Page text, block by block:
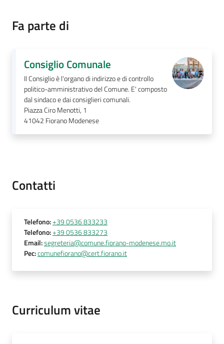
m
Tutti
argomenti...
Seguici
Fa parte di
Consiglio Comunale
Il Consiglio è l'organo di indirizzo e di controllo
politico-amministrativo del Comune. E' composto
dal sindaco e dai consiglieri comunali.
Piazza Ciro Menotti, 1
41042 Fiorano Modenese
Contatti
Telefono:+39 0536 833233
Telefono:+39 0536 833273
Email:segreteria@comune.fiorano-modenese.mo.it
Pec:comunefiorano@cert.fiorano.it
Curriculum vitae